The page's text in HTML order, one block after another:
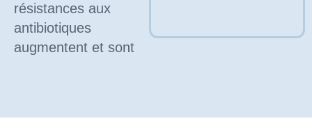
résistances aux
antibiotiques
augmentent et sont